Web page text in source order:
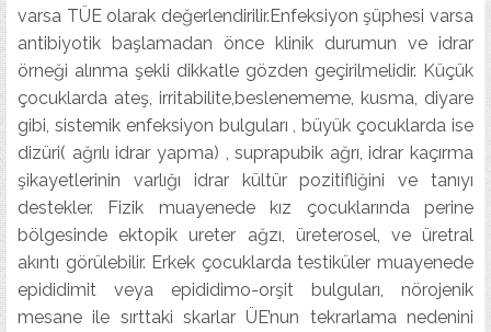
varsa TÜE olarak değerlendirilir.Enfeksiyon şüphesi varsa
antibiyotik başlamadan önce klinik durumun ve idrar
örneği alınma şekli dikkatle gözden geçirilmelidir. Küçük
çocuklarda ateş, irritabilite,beslenememe, kusma, diyare
gibi, sistemik enfeksiyon bulguları , büyük çocuklarda ise
dizüri( ağrılı idrar yapma) , suprapubik ağrı, idrar kaçırma
şikayetlerinin varlığı idrar kültür pozitifliğini ve tanıyı
destekler. Fizik muayenede kız çocuklarında perine
bölgesinde ektopik ureter ağzı, üreterosel, ve üretral
akıntı görülebilir. Erkek çocuklarda testiküler muayenede
epididimit veya epididimo-orşit bulguları, nörojenik
mesane ile sırttaki skarlar ÜE’nun tekrarlama nedenini